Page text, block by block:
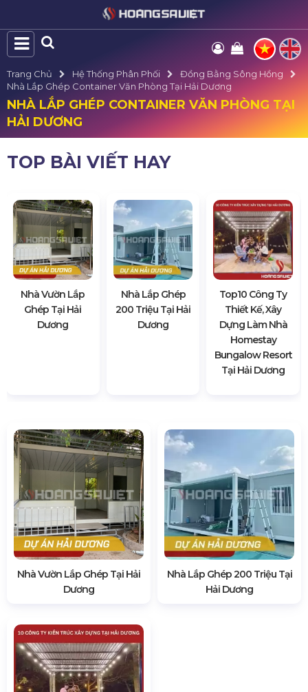
Trang Chủ Hệ Thống Phân Phối
Đồng Bằng Sông Hồng
Nhà Lắp Ghép Container Văn Phòng Tại Hải Dương
NHÀ LẮP GHÉP CONTAINER VĂN PHÒNG TẠI
HẢI DƯƠNG
TOP BÀI VIẾT HAY
Nhà Vườn Lắp
Ghép Tại Hải
Dương
Nhà Lắp Ghép
200 Triệu Tại Hải
Dương
Top10 Công Ty
Thiết Kế, Xây
Dựng Làm Nhà
Homestay
Bungalow Resort
Tại Hải Dương
Nhà Vườn Lắp Ghép Tại Hải
Dương
Nhà Lắp Ghép 200 Triệu Tại
Hải Dương